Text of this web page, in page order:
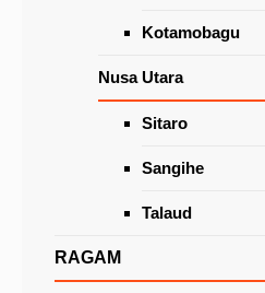
Kotamobagu
Nusa Utara
Sitaro
Sangihe
Talaud
RAGAM
Seminar
Cinta Tanah Air